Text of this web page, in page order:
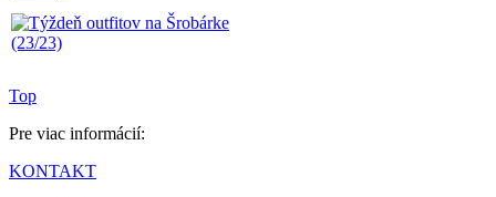
Top
Pre viac informácií:
KONTAKT